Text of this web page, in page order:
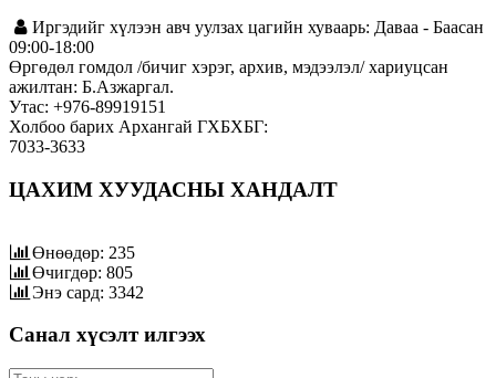
Иргэдийг хүлээн авч уулзах цагийн хуваарь: Даваа - Баасан
09:00-18:00
Өргөдөл гомдол /бичиг хэрэг, архив, мэдээлэл/ хариуцсан
ажилтан: Б.Азжаргал.
Утас: +976-89919151
Холбоо барих Архангай ГХБХБГ:
7033-3633
ЦАХИМ ХУУДАСНЫ ХАНДАЛТ
Өнөөдөр: 235
Өчигдөр: 805
Энэ сард: 3342
Санал хүсэлт илгээх